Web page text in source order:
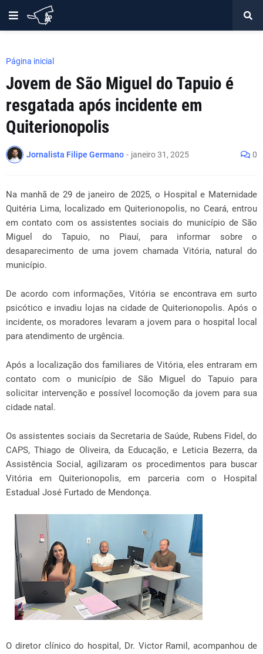
Página inicial
Jovem de São Miguel do Tapuio é
resgatada após incidente em
Quiterionopolis
Jornalista Filipe Germano - janeiro 31, 2025 0
Na manhã de 29 de janeiro de 2025, o Hospital e Maternidade
Quitéria Lima, localizado em Quiterionopolis, no Ceará, entrou
em contato com os assistentes sociais do município de São
Miguel do Tapuio, no Piauí, para informar sobre o
desaparecimento de uma jovem chamada Vitória, natural do
município.
De acordo com informações, Vitória se encontrava em surto
psicótico e invadiu lojas na cidade de Quiterionopolis. Após o
incidente, os moradores levaram a jovem para o hospital local
para atendimento de urgência.
Após a localização dos familiares de Vitória, eles entraram em
contato com o município de São Miguel do Tapuio para
solicitar intervenção e possível locomoção da jovem para sua
cidade natal.
Os assistentes sociais da Secretaria de Saúde, Rubens Fidel, do
CAPS, Thiago de Oliveira, da Educação, e Leticia Bezerra, da
Assistência Social, agilizaram os procedimentos para buscar
Vitória em Quiterionopolis, em parceria com o Hospital
Estadual José Furtado de Mendonça.
O diretor clínico do hospital, Dr. Victor Ramil, acompanhou de